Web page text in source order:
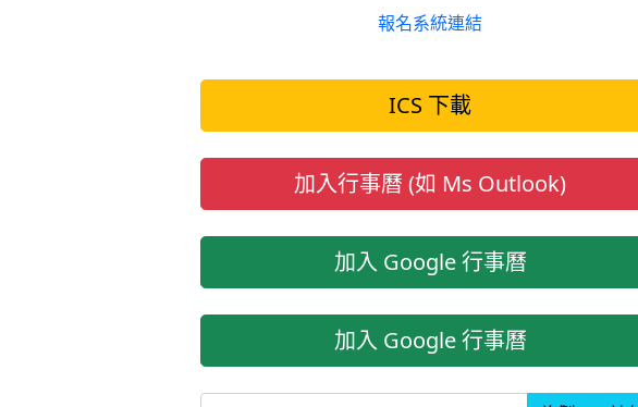
報名系統連結
ICS 下載
加入行事曆 (如 Ms Outlook)
加入 Google 行事曆
加入 Google 行事曆